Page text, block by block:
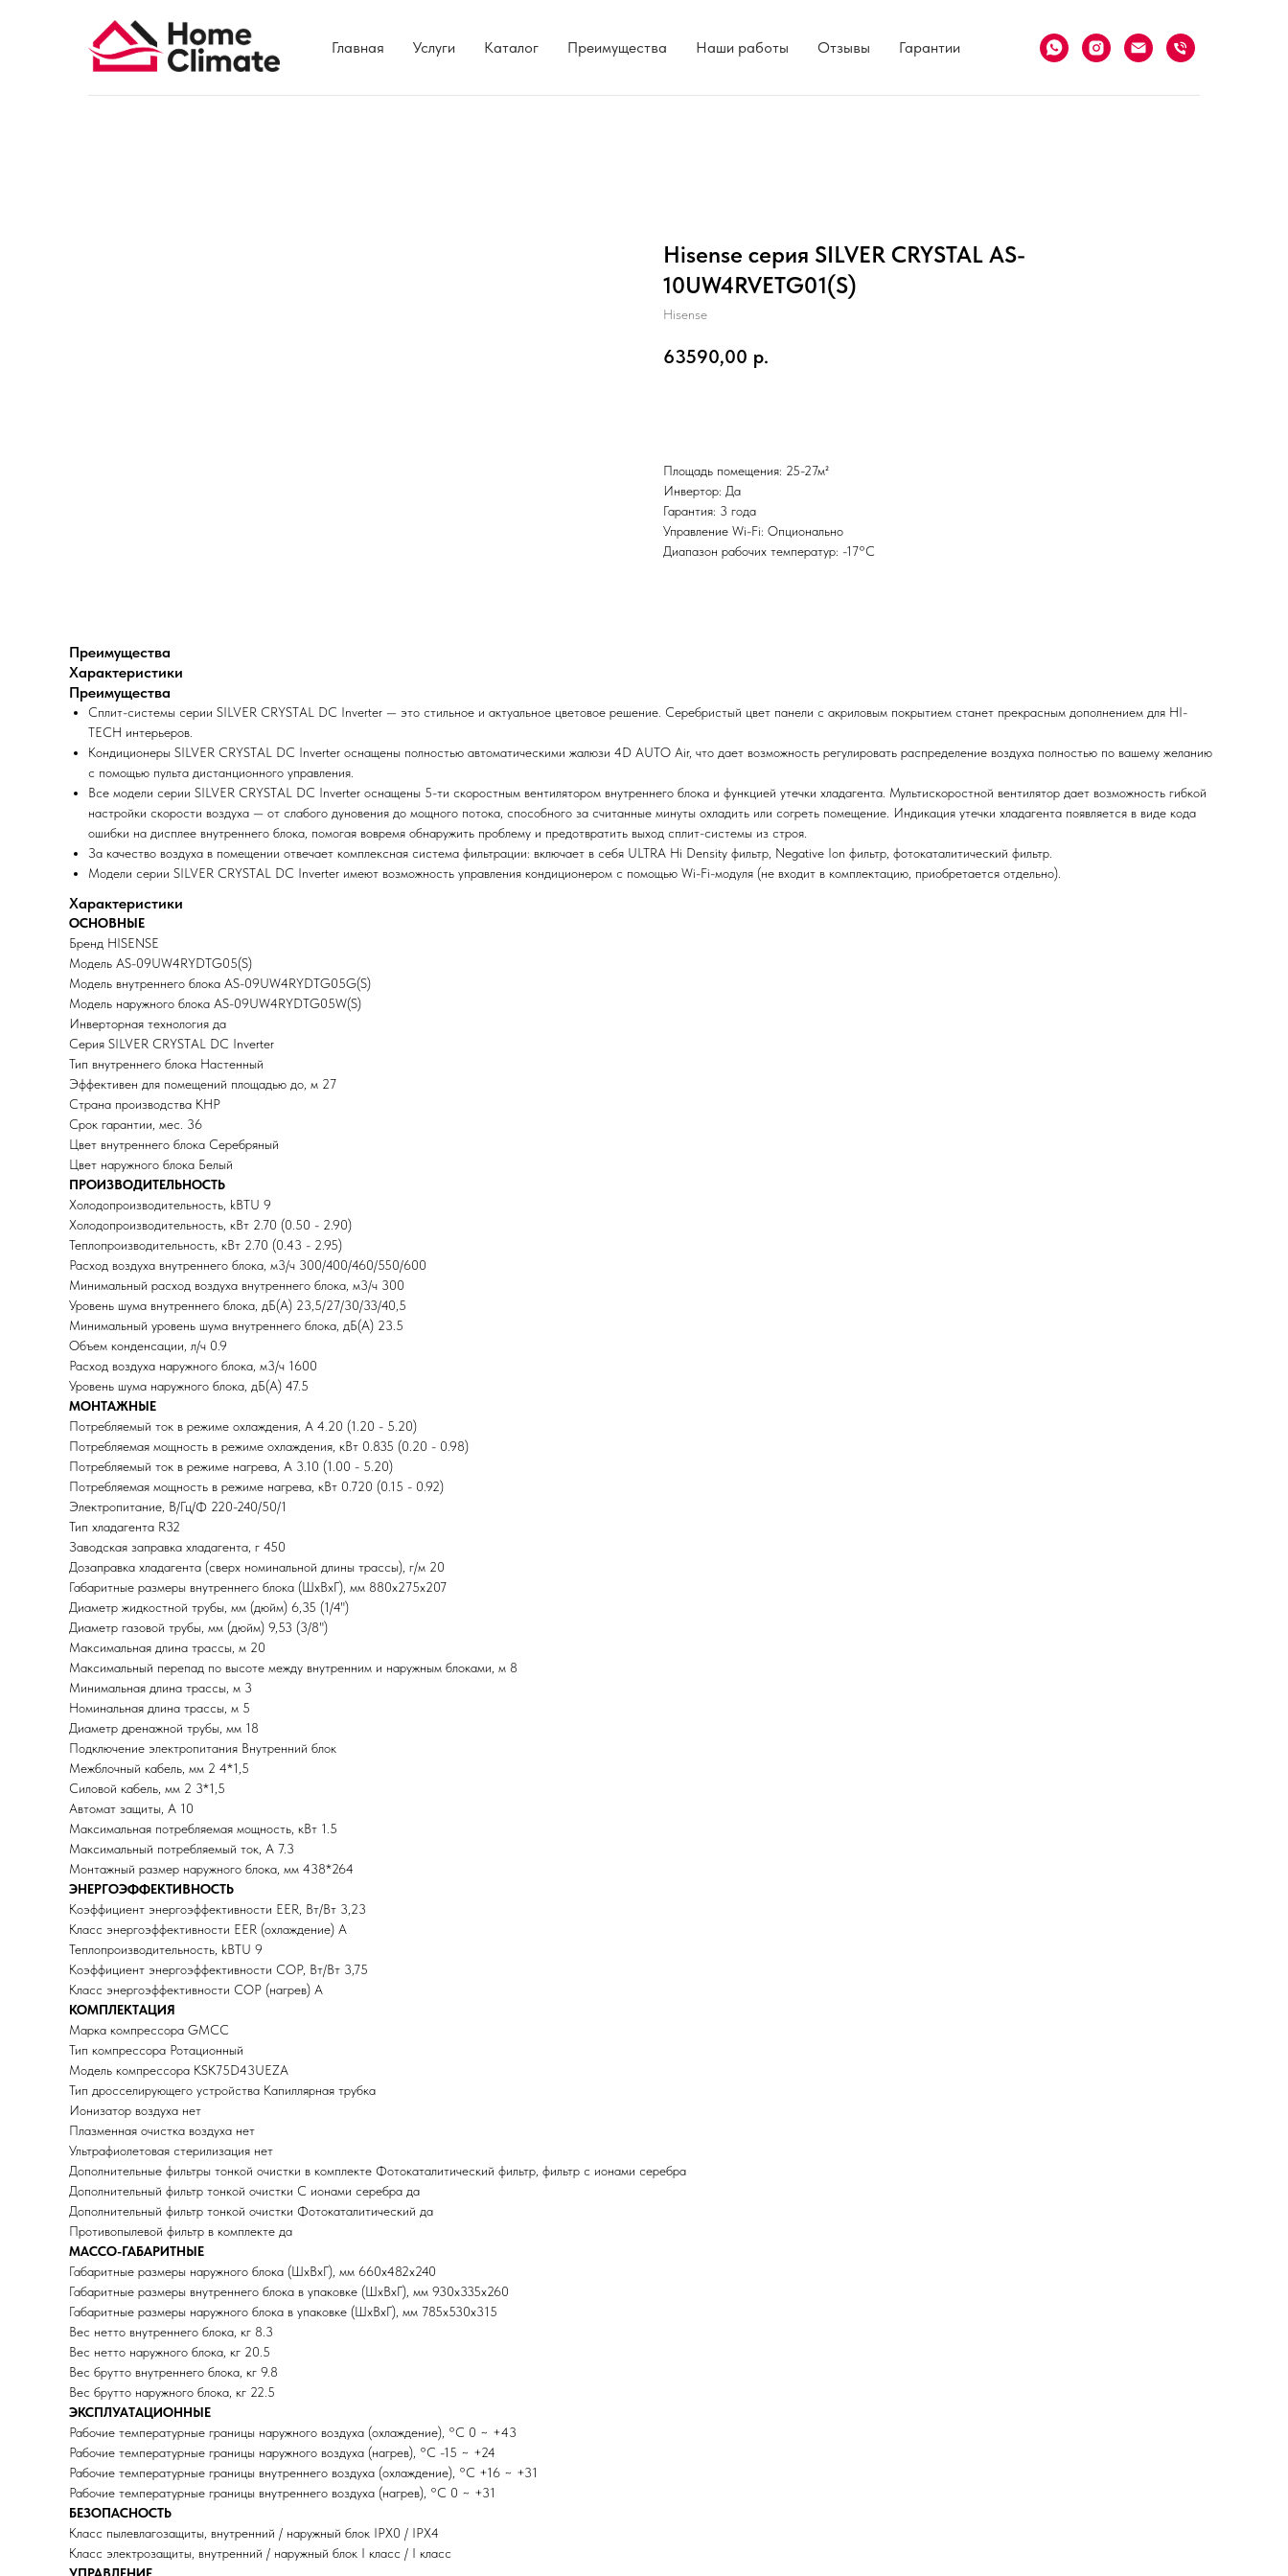
Главная Услуги Каталог Преимущества Наши работы Отзывы Гарантии
Hisense серия SILVER CRYSTAL AS-
10UW4RVETG01(S)
Hisense
63590,00 р.
Площадь помещения: 25-27м²
Инвертор: Да
Гарантия: 3 года
Управление Wi-Fi: Опционально
Диапазон рабочих температур: -17°С
Преимущества
Характеристики
Преимущества
Сплит-системы серии SILVER CRYSTAL DC Inverter — это cтильное и актуальное цветовое решение. Серебристый цвет панели с акриловым покрытием станет прекрасным дополнением для HI-
TECH интерьеров.
Кондиционеры SILVER CRYSTAL DC Inverter оснащены полностью автоматическими жалюзи 4D AUTO Air, что дает возможность регулировать распределение воздуха полностью по вашему желанию
с помощью пульта дистанционного управления.
Все модели серии SILVER CRYSTAL DC Inverter оснащены 5-ти скоростным вентилятором внутреннего блока и функцией утечки хладагента. Мультискоростной вентилятор дает возможность гибкой
настройки скорости воздуха — от слабого дуновения до мощного потока, способного за считанные минуты охладить или согреть помещение. Индикация утечки хладагента появляется в виде кода
ошибки на дисплее внутреннего блока, помогая вовремя обнаружить проблему и предотвратить выход сплит-системы из строя.
За качество воздуха в помещении отвечает комплексная система фильтрации: включает в себя ULTRA Hi Density фильтр, Negative Ion фильтр, фотокаталитический фильтр.
Модели серии SILVER CRYSTAL DC Inverter имеют возможность управления кондиционером с помощью Wi-Fi-модуля (не входит в комплектацию, приобретается отдельно).
Характеристики
ОСНОВНЫЕ
Бренд HISENSE
Модель AS-09UW4RYDTG05(S)
Модель внутреннего блока AS-09UW4RYDTG05G(S)
Модель наружного блока AS-09UW4RYDTG05W(S)
Инверторная технология да
Серия SILVER CRYSTAL DC Inverter
Тип внутреннего блока Настенный
Эффективен для помещений площадью до, м 27
Страна производства КНР
Срок гарантии, мес. 36
Цвет внутреннего блока Серебряный
Цвет наружного блока Белый
ПРОИЗВОДИТЕЛЬНОСТЬ
Холодопроизводительность, kBTU 9
Холодопроизводительность, кВт 2.70 (0.50 - 2.90)
Теплопроизводительность, кВт 2.70 (0.43 - 2.95)
Расход воздуха внутреннего блока, м3/ч 300/400/460/550/600
Минимальный расход воздуха внутреннего блока, м3/ч 300
Уровень шума внутреннего блока, дБ(А) 23,5/27/30/33/40,5
Минимальный уровень шума внутреннего блока, дБ(А) 23.5
Объем конденсации, л/ч 0.9
Расход воздуха наружного блока, м3/ч 1600
Уровень шума наружного блока, дБ(А) 47.5
МОНТАЖНЫЕ
Потребляемый ток в режиме охлаждения, A 4.20 (1.20 - 5.20)
Потребляемая мощность в режиме охлаждения, кВт 0.835 (0.20 - 0.98)
Потребляемый ток в режиме нагрева, A 3.10 (1.00 - 5.20)
Потребляемая мощность в режиме нагрева, кВт 0.720 (0.15 - 0.92)
Электропитание, В/Гц/Ф 220-240/50/1
Тип хладагента R32
Заводская заправка хладагента, г 450
Дозаправка хладагента (сверх номинальной длины трассы), г/м 20
Габаритные размеры внутреннего блока (ШхВхГ), мм 880x275x207
Диаметр жидкостной трубы, мм (дюйм) 6,35 (1/4")
Диаметр газовой трубы, мм (дюйм) 9,53 (3/8")
Максимальная длина трассы, м 20
Максимальный перепад по высоте между внутренним и наружным блоками, м 8
Минимальная длина трассы, м 3
Номинальная длина трассы, м 5
Диаметр дренажной трубы, мм 18
Подключение электропитания Внутренний блок
Межблочный кабель, мм 2 4*1,5
Силовой кабель, мм 2 3*1,5
Автомат защиты, А 10
Максимальная потребляемая мощность, кВт 1.5
Максимальный потребляемый ток, А 7.3
Монтажный размер наружного блока, мм 438*264
ЭНЕРГОЭФФЕКТИВНОСТЬ
Коэффициент энергоэффективности EER, Вт/Вт 3,23
Класс энергоэффективности EER (охлаждение) A
Теплопроизводительность, kBTU 9
Коэффициент энергоэффективности COP, Вт/Вт 3,75
Класс энергоэффективности COP (нагрев) A
КОМПЛЕКТАЦИЯ
Марка компрессора GMCC
Тип компрессора Ротационный
Модель компрессора KSK75D43UEZA
Тип дросселирующего устройства Капиллярная трубка
Ионизатор воздуха нет
Плазменная очистка воздуха нет
Ультрафиолетовая стерилизация нет
Дополнительные фильтры тонкой очистки в комплекте Фотокаталитический фильтр, фильтр с ионами серебра
Дополнительный фильтр тонкой очистки С ионами серебра да
Дополнительный фильтр тонкой очистки Фотокаталитический да
Противопылевой фильтр в комплекте да
МАССО-ГАБАРИТНЫЕ
Габаритные размеры наружного блока (ШхВхГ), мм 660x482x240
Габаритные размеры внутреннего блока в упаковке (ШхВхГ), мм 930x335x260
Габаритные размеры наружного блока в упаковке (ШхВхГ), мм 785x530x315
Вес нетто внутреннего блока, кг 8.3
Вес нетто наружного блока, кг 20.5
Вес брутто внутреннего блока, кг 9.8
Вес брутто наружного блока, кг 22.5
ЭКСПЛУАТАЦИОННЫЕ
Рабочие температурные границы наружного воздуха (охлаждение), °C 0 ~ +43
Рабочие температурные границы наружного воздуха (нагрев), °C -15 ~ +24
Рабочие температурные границы внутреннего воздуха (охлаждение), °C +16 ~ +31
Рабочие температурные границы внутреннего воздуха (нагрев), °C 0 ~ +31
БЕЗОПАСНОСТЬ
Класс пылевлагозащиты, внутренний / наружный блок IPX0 / IPX4
Класс электрозащиты, внутренний / наружный блок I класс / I класс